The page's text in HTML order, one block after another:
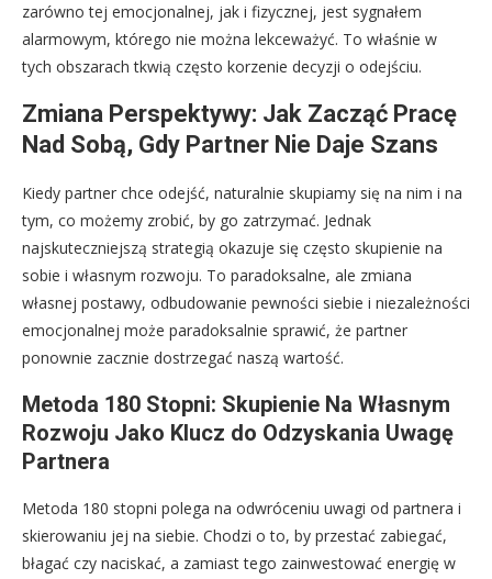
zarówno tej emocjonalnej, jak i fizycznej, jest sygnałem
alarmowym, którego nie można lekceważyć. To właśnie w
tych obszarach tkwią często korzenie decyzji o odejściu.
Zmiana Perspektywy: Jak Zacząć Pracę
Nad Sobą, Gdy Partner Nie Daje Szans
Kiedy partner chce odejść, naturalnie skupiamy się na nim i na
tym, co możemy zrobić, by go zatrzymać. Jednak
najskuteczniejszą strategią okazuje się często skupienie na
sobie i własnym rozwoju. To paradoksalne, ale zmiana
własnej postawy, odbudowanie pewności siebie i niezależności
emocjonalnej może paradoksalnie sprawić, że partner
ponownie zacznie dostrzegać naszą wartość.
Metoda 180 Stopni: Skupienie Na Własnym
Rozwoju Jako Klucz do Odzyskania Uwagę
Partnera
Metoda 180 stopni polega na odwróceniu uwagi od partnera i
skierowaniu jej na siebie. Chodzi o to, by przestać zabiegać,
błagać czy naciskać, a zamiast tego zainwestować energię w